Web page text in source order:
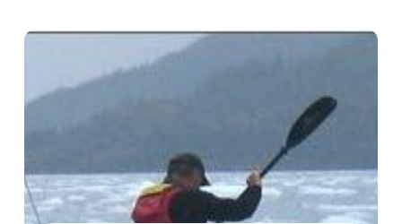
padel b...